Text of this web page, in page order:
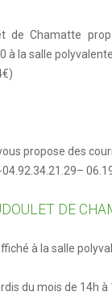
de Chamatte
à la salle
propose des
DE
à la salle
du mois de 14h à